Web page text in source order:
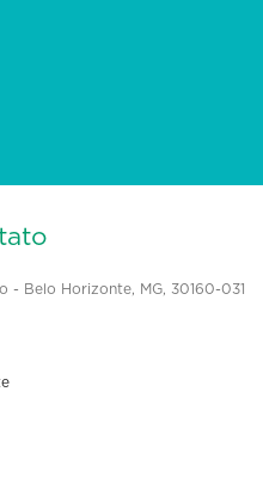
- Belo Horizonte, MG, 30160-031